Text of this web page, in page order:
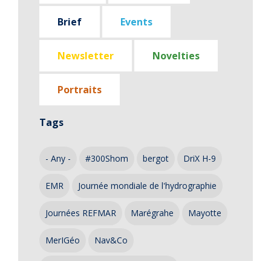
Brief Events
Newsletter Novelties
Portraits
Tags
- Any - #300Shom bergot DriX H-9
EMR Journée mondiale de l'hydrographie
Journées REFMAR Marégrahe Mayotte
MerIGéo Nav&Co